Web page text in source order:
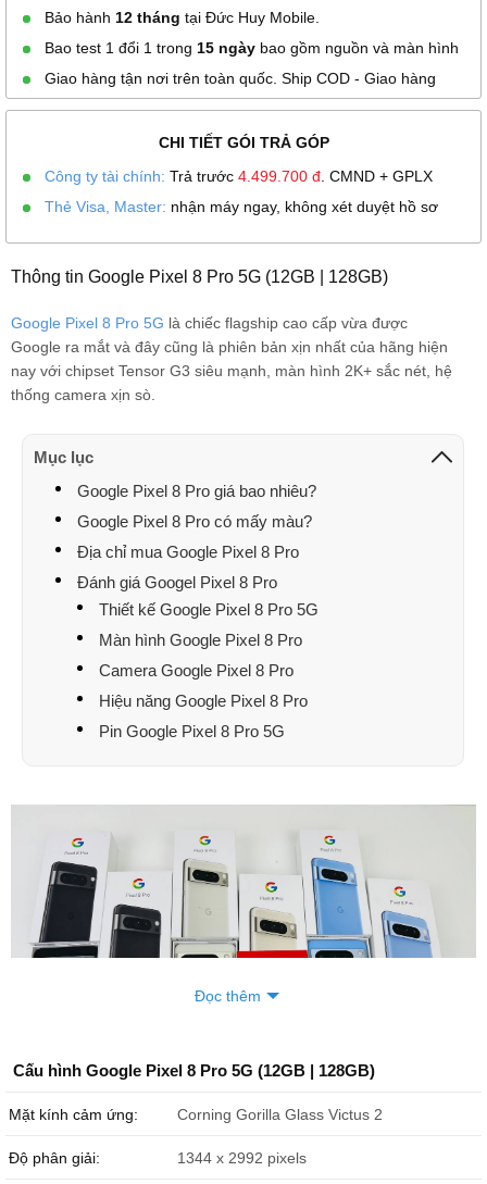
Bảo hành 12 tháng tại Đức Huy Mobile.
Bao test 1 đổi 1 trong 15 ngày bao gồm nguồn và màn hình
Giao hàng tận nơi trên toàn quốc. Ship COD - Giao hàng
CHI TIẾT GÓI TRẢ GÓP
Công ty tài chính: Trả trước 4.499.700 đ . CMND + GPLX
Thẻ Visa, Master: nhận máy ngay, không xét duyệt hồ sơ
Thông tin Google Pixel 8 Pro 5G (12GB | 128GB)
Google Pixel 8 Pro 5G là chiếc flagship cao cấp vừa được
Google ra mắt và đây cũng là phiên bản xịn nhất của hãng hiện
nay với chipset Tensor G3 siêu mạnh, màn hình 2K+ sắc nét, hệ
thống camera xịn sò.
Mục lục
Google Pixel 8 Pro giá bao nhiêu?
Google Pixel 8 Pro có mấy màu?
Địa chỉ mua Google Pixel 8 Pro
Đánh giá Googel Pixel 8 Pro
Thiết kế Google Pixel 8 Pro 5G
Màn hình Google Pixel 8 Pro
Camera Google Pixel 8 Pro
Hiệu năng Google Pixel 8 Pro
Pin Google Pixel 8 Pro 5G
Đọc thêm
Cấu hình Google Pixel 8 Pro 5G (12GB | 128GB)
Mặt kính cảm ứng: Corning Gorilla Glass Victus 2
Độ phân giải: 1344 x 2992 pixels